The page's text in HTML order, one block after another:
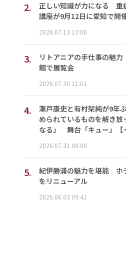
2.
正しい知識が力になる 重
講座が9月12日に愛知で開
2026.07.13 13:00
3.
リトアニアの手仕事の魅
館で展覧会
2026.07.30 11:01
4.
瀬戸康史と有村架純が9年
められているものを解き放
なる」 舞台「キュー」【
2026.07.31 08:00
5.
紀伊勝浦の魅力を堪能 ホ
をリニューアル
2026.08.03 09:41